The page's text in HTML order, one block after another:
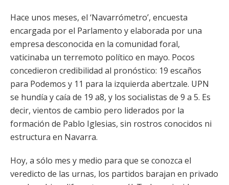
Hace unos meses, el ‘Navarrómetro’, encuesta
encargada por el Parlamento y elaborada por una
empresa desconocida en la comunidad foral,
vaticinaba un terremoto político en mayo. Pocos
concedieron credibilidad al pronóstico: 19 escaños
para Podemos y 11 para la izquierda abertzale. UPN
se hundía y caía de 19 a8, y los socialistas de 9 a 5. Es
decir, vientos de cambio pero liderados por la
formación de Pablo Iglesias, sin rostros conocidos ni
estructura en Navarra.
Hoy, a sólo mes y medio para que se conozca el
veredicto de las urnas, los partidos barajan en privado